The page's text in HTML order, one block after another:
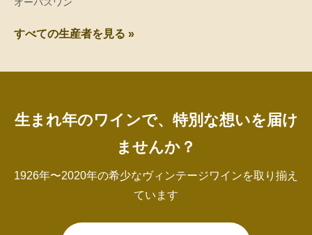
すべての生産者を見る »
生まれ年のワインで、特別な想いを届け
ませんか？
1926年〜2020年の希少なヴィンテージワインを取り揃え
ています